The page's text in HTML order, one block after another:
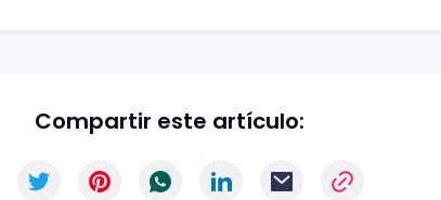
Compartir este artículo: